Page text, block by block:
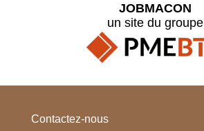
JOBMACON
un site du groupe
Contactez-nous